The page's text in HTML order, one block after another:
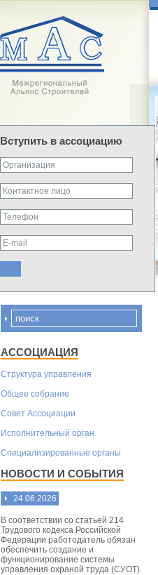
Вступить в ассоциацию
АССОЦИАЦИЯ
Структура управления
Общее собрание
Совет Aссоциации
Исполнительный орган
Специализированные органы
НОВОСТИ И СОБЫТИЯ
24.06.2026
В соответствии со статьей 214
Трудового кодекса Российской
Федерации работодатель обязан
обеспечить создание и
функционирование системы
управления охраной труда (СУОТ).